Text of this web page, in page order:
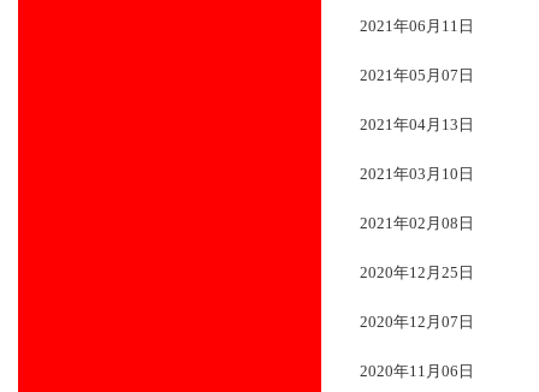
2021年06月11日
2021年05月07日
2021年04月13日
2021年03月10日
2021年02月08日
2020年12月25日
2020年12月07日
2020年11月06日